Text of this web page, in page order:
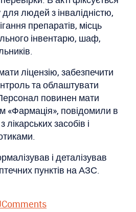
для людей з інвалідністю,
препаратів, місць
інвентарю, шаф,
ліцензію, забезпечити
та облаштувати
повинен мати
«Фармація», повідомили в
засобів і
і деталізував
пунктів на АЗС.